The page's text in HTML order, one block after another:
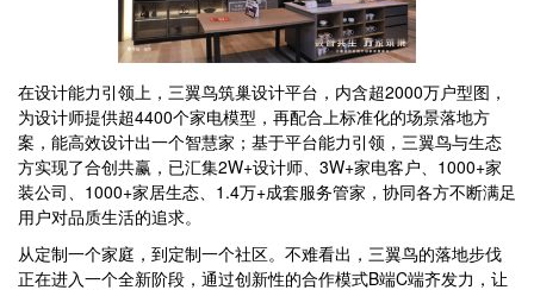
在设计能力引领上，三翼鸟筑巢设计平台，内含超2000万户型图，
为设计师提供超4400个家电模型，再配合上标准化的场景落地方
案，能高效设计出一个智慧家；基于平台能力引领，三翼鸟与生态
方实现了合创共赢，已汇集2W+设计师、3W+家电客户、1000+家
装公司、1000+家居生态、1.4万+成套服务管家，协同各方不断满足
用户对品质生活的追求。
从定制一个家庭，到定制一个社区。不难看出，三翼鸟的落地步伐
正在进入一个全新阶段，通过创新性的合作模式B端C端齐发力，让